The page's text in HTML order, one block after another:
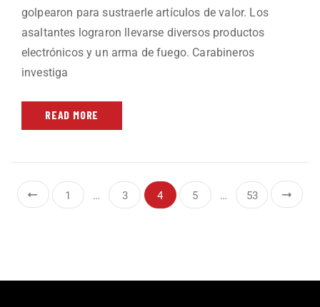
golpearon para sustraerle artículos de valor. Los
asaltantes lograron llevarse diversos productos
electrónicos y un arma de fuego. Carabineros
investiga
READ MORE
1 … 3 4 5 … 53